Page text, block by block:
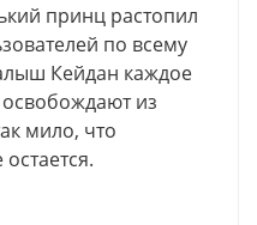
принц растопил
по всему
Кейдан каждое
освобождают из
мило, что